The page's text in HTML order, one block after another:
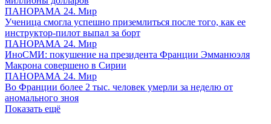
ПАНОРАМА 24. Мир
Ученица смогла успешно приземлиться после того, как ее
инструктор-пилот выпал за борт
ПАНОРАМА 24. Мир
ИноСМИ: покушение на президента Франции Эмманюэля
Макрона совершено в Сирии
ПАНОРАМА 24. Мир
Во Франции более 2 тыс. человек умерли за неделю от
аномального зноя
Показать ещё